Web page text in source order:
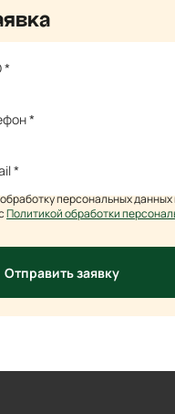
персональных данных
Политикой обработки
Отправить заявку